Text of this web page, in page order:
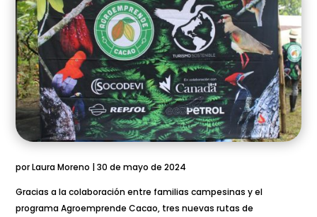
por Laura Moreno | 30 de mayo de 2024
Gracias a la colaboración entre familias campesinas y el
programa Agroemprende Cacao, tres nuevas rutas de